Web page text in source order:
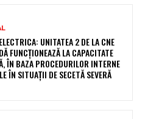
UNITATEA 2 DE LA CNE
FUNCȚIONEAZĂ LA CAPACITATE
ÎN BAZA PROCEDURILOR INTERNE
ÎN SITUAȚII DE SECETĂ SEVERĂ